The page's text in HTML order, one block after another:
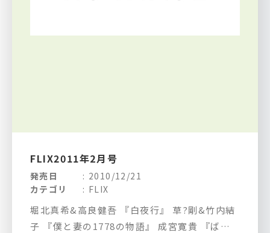
FLIX2011年2月号
発売日
2010/12/21
カテゴリ
FLIX
堀北真希&高良健吾 『白夜行』 草?剛&竹内結
子 『僕と妻の1778の物語』 成宮寛貴 『ばか